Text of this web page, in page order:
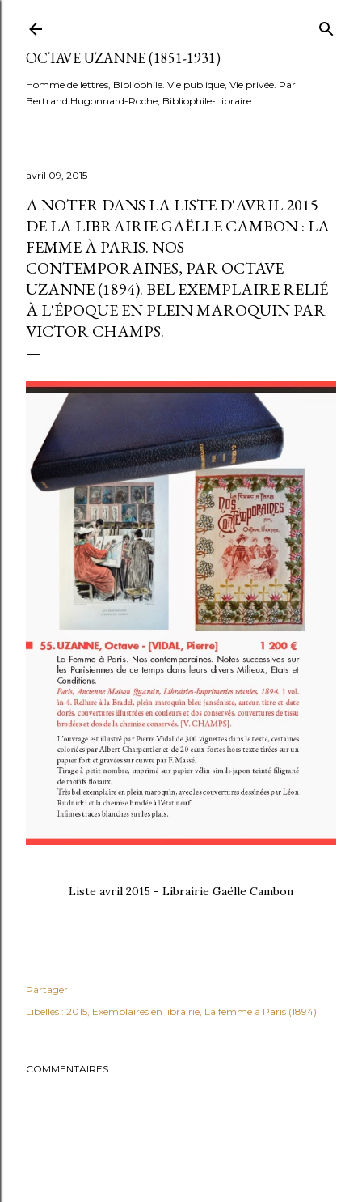
OCTAVE UZANNE (1851-1931)
Homme de lettres, Bibliophile. Vie publique, Vie privée. Par
Bertrand Hugonnard-Roche, Bibliophile-Libraire
avril 09, 2015
A NOTER DANS LA LISTE D'AVRIL 2015
DE LA LIBRAIRIE GAËLLE CAMBON : LA
FEMME À PARIS. NOS
CONTEMPORAINES, PAR OCTAVE
UZANNE (1894). BEL EXEMPLAIRE RELIÉ
À L'ÉPOQUE EN PLEIN MAROQUIN PAR
VICTOR CHAMPS.
Liste avril 2015 - Librairie Gaëlle Cambon
Partager
Libellés : 2015 Exemplaires en librairie La femme à Paris (1894)
COMMENTAIRES